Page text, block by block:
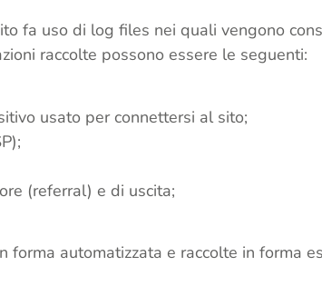
fa uso di log files nei quali vengono
raccolte possono essere le seguenti:
usato per connettersi al sito;
(referral) e di uscita;
forma automatizzata e raccolte in forma